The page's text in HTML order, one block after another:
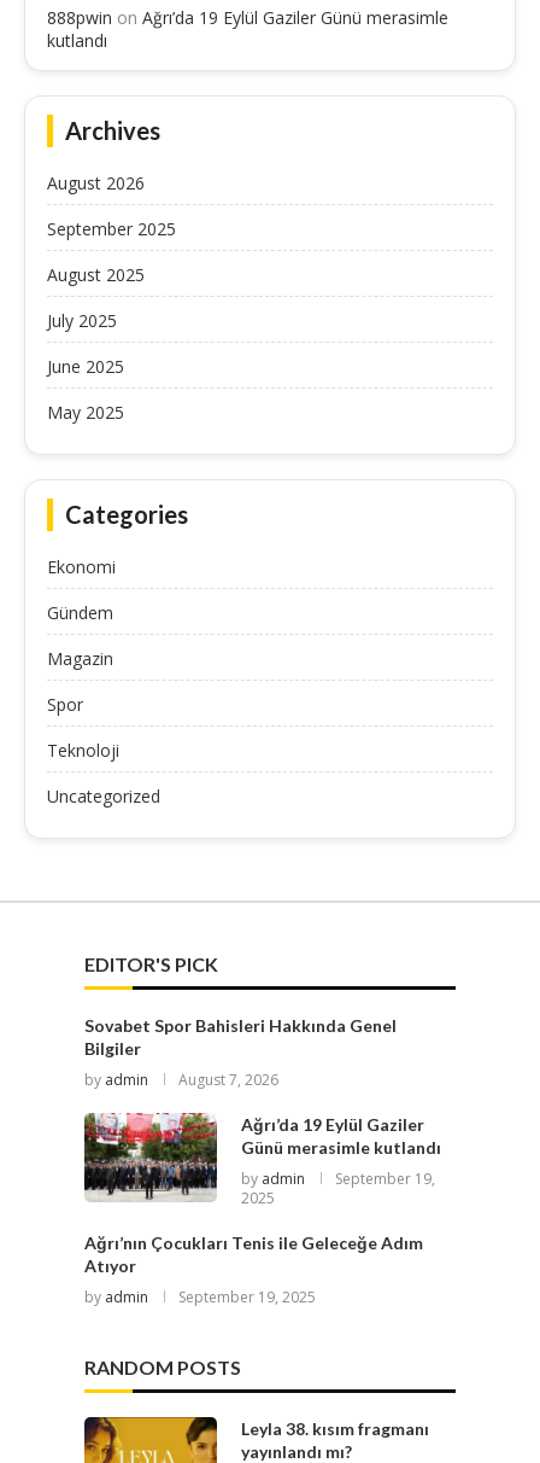
888pwin on Ağrı’da 19 Eylül Gaziler Günü merasimle
kutlandı
Archives
August 2026
September 2025
August 2025
July 2025
June 2025
May 2025
Categories
Ekonomi
Gündem
Magazin
Spor
Teknoloji
Uncategorized
EDITOR'S PICK
Sovabet Spor Bahisleri Hakkında Genel
Bilgiler
by admin August 7, 2026
Ağrı’da 19 Eylül Gaziler
Günü merasimle kutlandı
by admin
September 19,
2025
Ağrı’nın Çocukları Tenis ile Geleceğe Adım
Atıyor
by admin September 19, 2025
RANDOM POSTS
Leyla 38. kısım fragmanı
yayınlandı mı?